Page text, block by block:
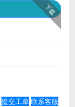
下载
提交工单 联系客服